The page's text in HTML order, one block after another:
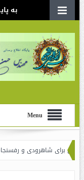
به
Menu
و رفسنجانی